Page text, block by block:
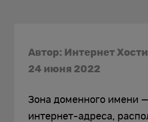
Автор: Интернет
24 июня 2022
Зона доменного имени —
интернет-адреса,